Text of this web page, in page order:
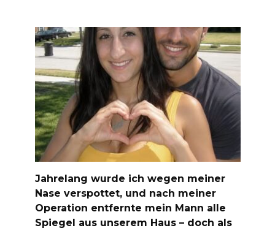
Jahrelang wurde ich wegen meiner
Nase verspottet, und nach meiner
Operation entfernte mein Mann alle
Spiegel aus unserem Haus – doch als